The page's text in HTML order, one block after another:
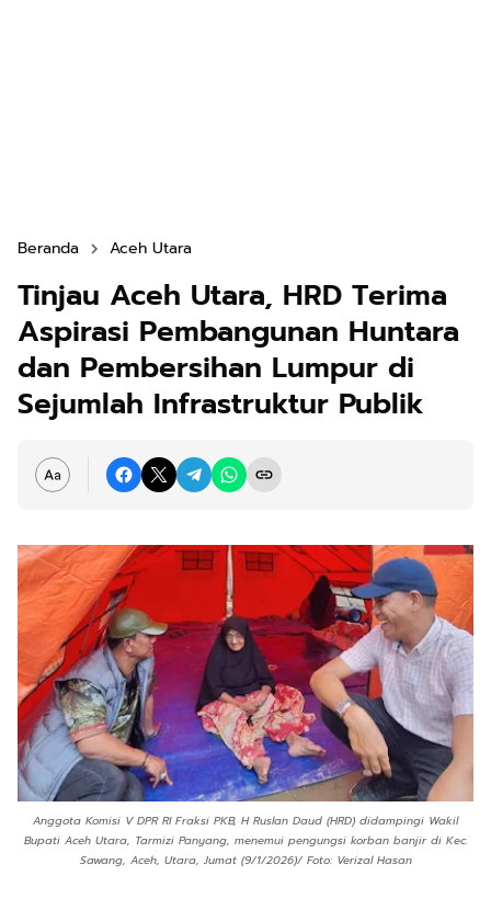
Beranda Aceh Utara
Tinjau Aceh Utara, HRD Terima
Aspirasi Pembangunan Huntara
dan Pembersihan Lumpur di
Sejumlah Infrastruktur Publik
Anggota Komisi V DPR RI Fraksi PKB, H Ruslan Daud (HRD) didampingi Wakil
Bupati Aceh Utara, Tarmizi Panyang, menemui pengungsi korban banjir di Kec.
Sawang, Aceh, Utara, Jumat (9/1/2026)/ Foto: Verizal Hasan